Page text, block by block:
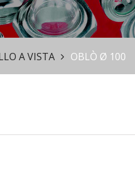
A VISTA OBLÒ Ø 100